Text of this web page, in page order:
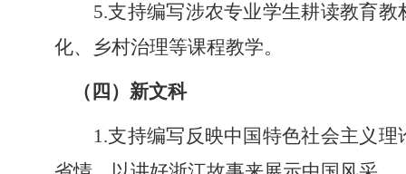
5.支持编写涉农专业学生耕读教育
化、乡村治理等课程教学。
（四） 新文科
1.支持编写反映中国特色社会主义